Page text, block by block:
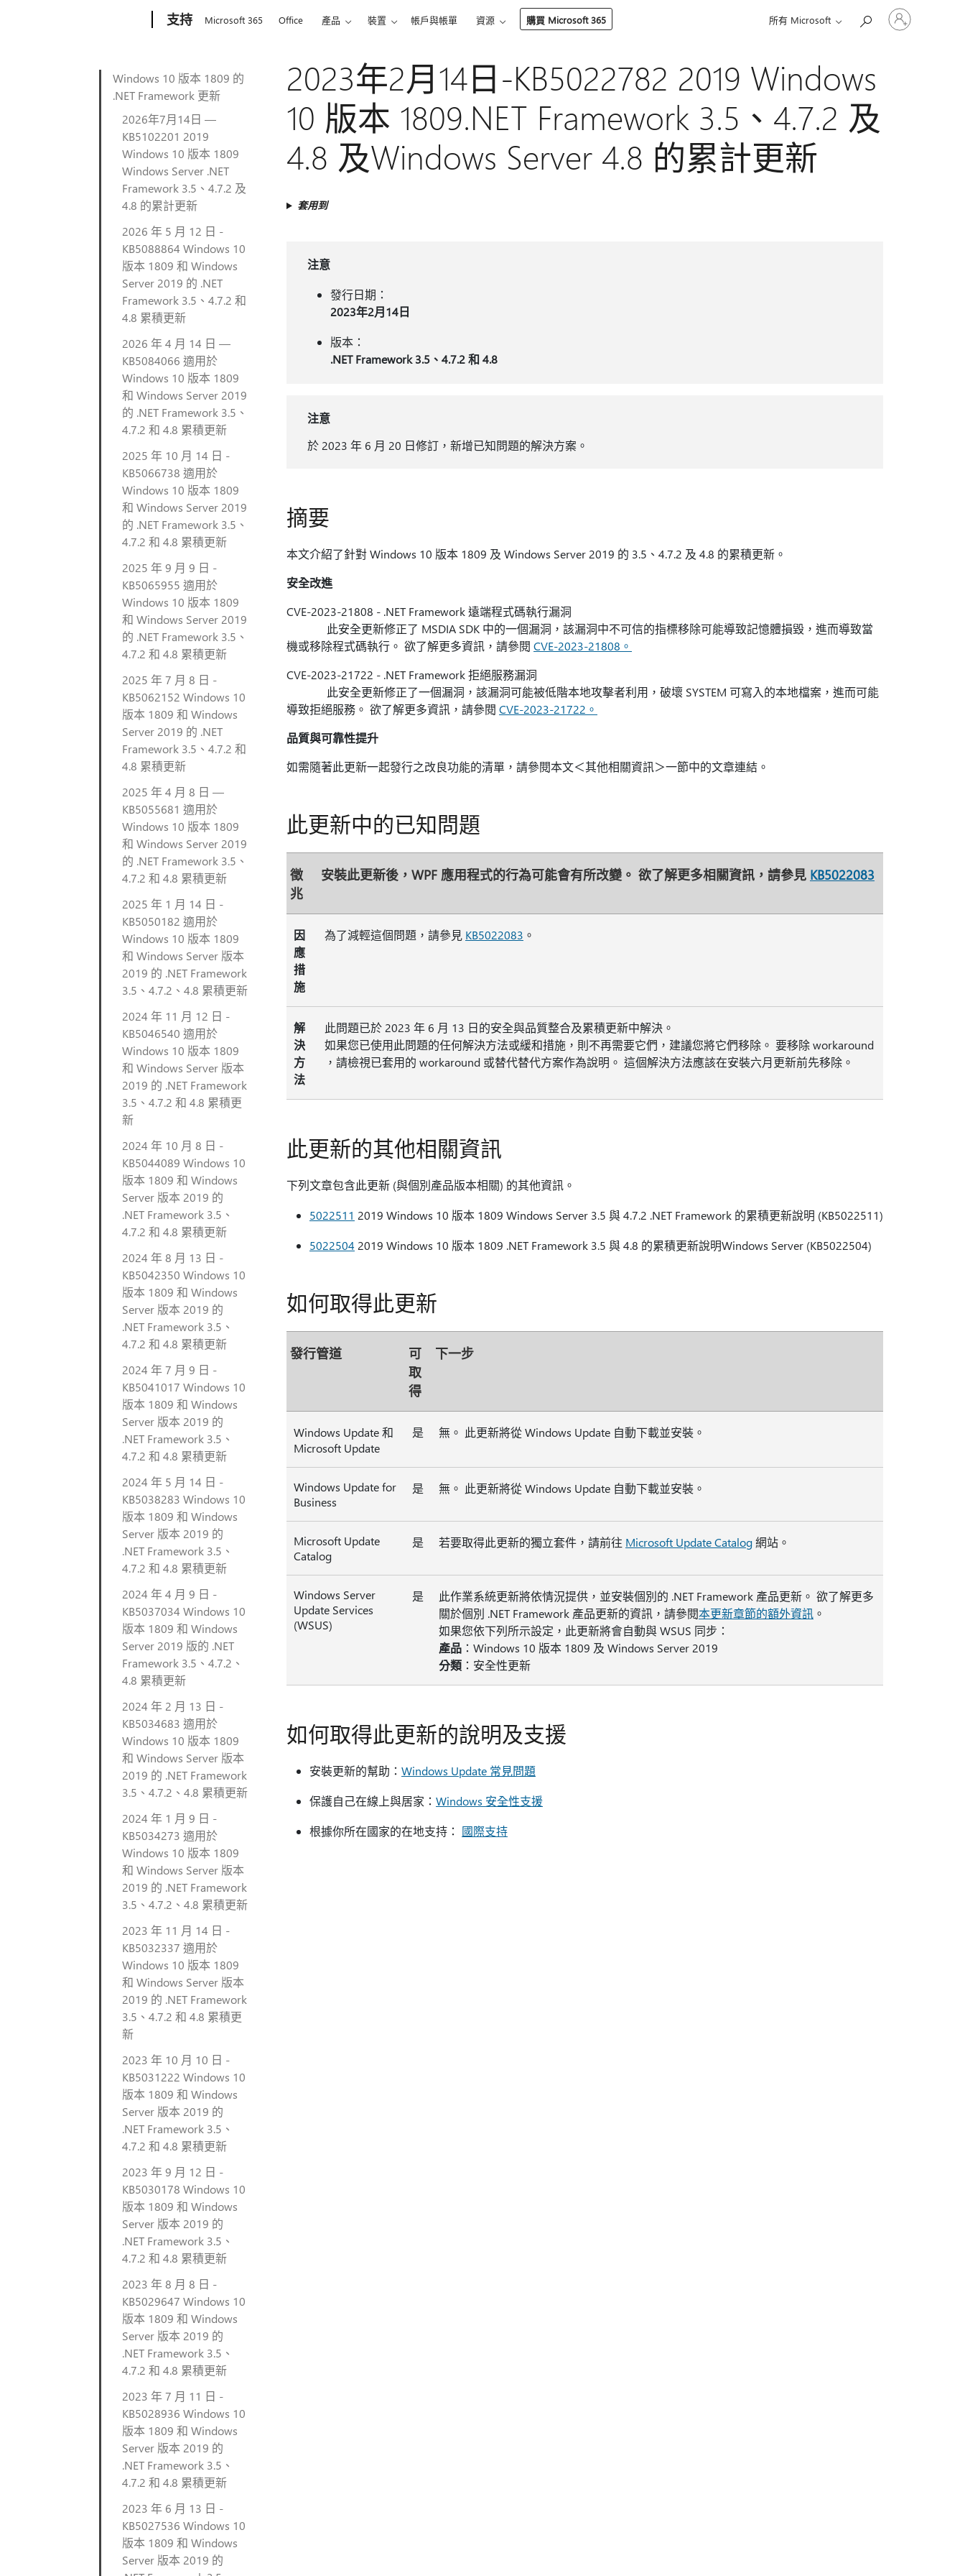
支持 Microsoft 365 Office 產品 裝置 帳戶與帳單 資源 購買 Microsoft 365 所有 Microsoft
登
入
Windows 10 版本 1809 的
.NET Framework 更新
2026年7月14日 —
KB5102201 2019
Windows 10 版本 1809
Windows Server .NET
Framework 3.5、4.7.2 及
4.8 的累計更新
2026 年 5 月 12 日 -
KB5088864 Windows 10
版本 1809 和 Windows
Server 2019 的 .NET
Framework 3.5、4.7.2 和
4.8 累積更新
2026 年 4 月 14 日 —
KB5084066 適用於
Windows 10 版本 1809
和 Windows Server 2019
的 .NET Framework 3.5、
4.7.2 和 4.8 累積更新
2025 年 10 月 14 日 -
KB5066738 適用於
Windows 10 版本 1809
和 Windows Server 2019
的 .NET Framework 3.5、
4.7.2 和 4.8 累積更新
2025 年 9 月 9 日 -
KB5065955 適用於
Windows 10 版本 1809
和 Windows Server 2019
的 .NET Framework 3.5、
4.7.2 和 4.8 累積更新
2025 年 7 月 8 日 -
KB5062152 Windows 10
版本 1809 和 Windows
Server 2019 的 .NET
Framework 3.5、4.7.2 和
4.8 累積更新
2025 年 4 月 8 日 —
KB5055681 適用於
Windows 10 版本 1809
和 Windows Server 2019
的 .NET Framework 3.5、
4.7.2 和 4.8 累積更新
2025 年 1 月 14 日 -
KB5050182 適用於
Windows 10 版本 1809
和 Windows Server 版本
2019 的 .NET Framework
3.5、4.7.2、4.8 累積更新
2024 年 11 月 12 日 -
KB5046540 適用於
Windows 10 版本 1809
和 Windows Server 版本
2019 的 .NET Framework
3.5、4.7.2 和 4.8 累積更
新
2024 年 10 月 8 日 -
KB5044089 Windows 10
版本 1809 和 Windows
Server 版本 2019 的
.NET Framework 3.5、
4.7.2 和 4.8 累積更新
2024 年 8 月 13 日 -
KB5042350 Windows 10
版本 1809 和 Windows
Server 版本 2019 的
.NET Framework 3.5、
4.7.2 和 4.8 累積更新
2024 年 7 月 9 日 -
KB5041017 Windows 10
版本 1809 和 Windows
Server 版本 2019 的
.NET Framework 3.5、
4.7.2 和 4.8 累積更新
2024 年 5 月 14 日 -
KB5038283 Windows 10
版本 1809 和 Windows
Server 版本 2019 的
.NET Framework 3.5、
4.7.2 和 4.8 累積更新
2024 年 4 月 9 日 -
KB5037034 Windows 10
版本 1809 和 Windows
Server 2019 版的 .NET
Framework 3.5、4.7.2、
4.8 累積更新
2024 年 2 月 13 日 -
KB5034683 適用於
Windows 10 版本 1809
和 Windows Server 版本
2019 的 .NET Framework
3.5、4.7.2、4.8 累積更新
2024 年 1 月 9 日 -
KB5034273 適用於
Windows 10 版本 1809
和 Windows Server 版本
2019 的 .NET Framework
3.5、4.7.2、4.8 累積更新
2023 年 11 月 14 日 -
KB5032337 適用於
Windows 10 版本 1809
和 Windows Server 版本
2019 的 .NET Framework
3.5、4.7.2 和 4.8 累積更
新
2023 年 10 月 10 日 -
KB5031222 Windows 10
版本 1809 和 Windows
Server 版本 2019 的
.NET Framework 3.5、
4.7.2 和 4.8 累積更新
2023 年 9 月 12 日 -
KB5030178 Windows 10
版本 1809 和 Windows
Server 版本 2019 的
.NET Framework 3.5、
4.7.2 和 4.8 累積更新
2023 年 8 月 8 日 -
KB5029647 Windows 10
版本 1809 和 Windows
Server 版本 2019 的
.NET Framework 3.5、
4.7.2 和 4.8 累積更新
2023 年 7 月 11 日 -
KB5028936 Windows 10
版本 1809 和 Windows
Server 版本 2019 的
.NET Framework 3.5、
4.7.2 和 4.8 累積更新
2023 年 6 月 13 日 -
KB5027536 Windows 10
版本 1809 和 Windows
Server 版本 2019 的
2023年2月14日-KB5022782 2019 Windows
10 版本 1809.NET Framework 3.5、4.7.2 及
4.8 及Windows Server 4.8 的累計更新
套用到
注意
發行日期：
2023年2月14日
版本：
.NET Framework 3.5、4.7.2 和 4.8
注意
於 2023 年 6 月 20 日修訂，新增已知問題的解決方案。
摘要
本文介紹了針對 Windows 10 版本 1809 及 Windows Server 2019 的 3.5、4.7.2 及 4.8 的累積更新。
安全改進
CVE-2023-21808 - .NET Framework 遠端程式碼執行漏洞
此安全更新修正了 MSDIA SDK 中的一個漏洞，該漏洞中不可信的指標移除可能導致記憶體損毀，進而導致當
機或移除程式碼執行。 欲了解更多資訊，請參閱 CVE-2023-21808。
CVE-2023-21722 - .NET Framework 拒絕服務漏洞
此安全更新修正了一個漏洞，該漏洞可能被低階本地攻擊者利用，破壞 SYSTEM 可寫入的本地檔案，進而可能
導致拒絕服務。 欲了解更多資訊，請參閱 CVE-2023-21722。
品質與可靠性提升
如需隨著此更新一起發行之改良功能的清單，請參閱本文＜其他相關資訊＞一節中的文章連結。
此更新中的已知問題
徵
兆
安裝此更新後，WPF 應用程式的行為可能會有所改變。 欲了解更多相關資訊，請參見 KB5022083
因
應
措
施
為了減輕這個問題，請參見 KB5022083 。
解
決
方
法
此問題已於 2023 年 6 月 13 日的安全與品質整合及累積更新中解決。
如果您已使用此問題的任何解決方法或緩和措施，則不再需要它們，建議您將它們移除。 要移除 workaround
，請檢視已套用的 workaround 或替代替代方案作為說明。 這個解決方法應該在安裝六月更新前先移除。
此更新的其他相關資訊
下列文章包含此更新 (與個別產品版本相關) 的其他資訊。
5022511 2019 Windows 10 版本 1809 Windows Server 3.5 與 4.7.2 .NET Framework 的累積更新說明 (KB5022511)
5022504 2019 Windows 10 版本 1809 .NET Framework 3.5 與 4.8 的累積更新說明Windows Server (KB5022504)
如何取得此更新
發行管道
可
取
得
下一步
Windows Update 和
Microsoft Update
是 無。 此更新將從 Windows Update 自動下載並安裝。
Windows Update for
Business
是 無。 此更新將從 Windows Update 自動下載並安裝。
Microsoft Update
Catalog
是 若要取得此更新的獨立套件，請前往 Microsoft Update Catalog網站。
Windows Server
Update Services
(WSUS)
是
此作業系統更新將依情況提供，並安裝個別的 .NET Framework 產品更新。 欲了解更多
關於個別 .NET Framework 產品更新的資訊，請參閱本更新章節的額外資訊 。
如果您依下列所示設定，此更新將會自動與 WSUS 同步：
產品 ：Windows 10 版本 1809 及 Windows Server 2019
分類 ：安全性更新
如何取得此更新的說明及支援
安裝更新的幫助： Windows Update 常見問題
保護自己在線上與居家： Windows 安全性支援
根據你所在國家的在地支持： 國際支持